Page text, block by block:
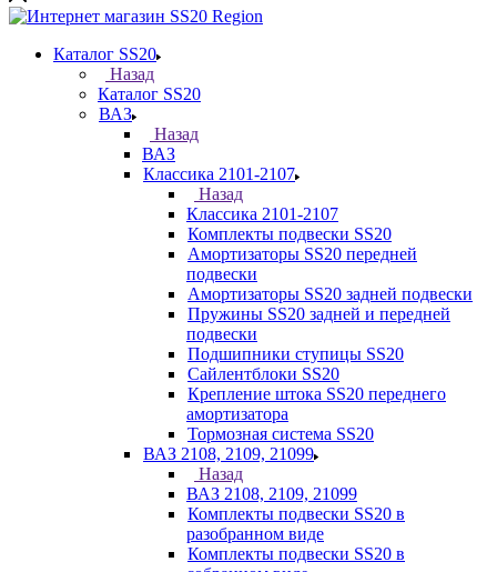
Каталог SS20
Назад
Каталог SS20
ВАЗ
Назад
ВАЗ
Классика 2101-2107
Назад
Классика 2101-2107
Комплекты подвески SS20
Амортизаторы SS20 передней
подвески
Амортизаторы SS20 задней подвески
Пружины SS20 задней и передней
подвески
Подшипники ступицы SS20
Сайлентблоки SS20
Крепление штока SS20 переднего
амортизатора
Тормозная система SS20
ВАЗ 2108, 2109, 21099
Назад
ВАЗ 2108, 2109, 21099
Комплекты подвески SS20 в
разобранном виде
Комплекты подвески SS20 в